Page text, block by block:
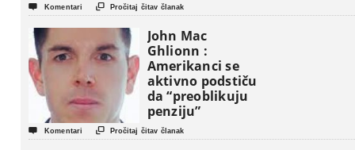
 Komentari  Pročitaj čitav članak
John Mac
Ghlionn :
Amerikanci se
aktivno podstiču
da “preoblikuju
penziju”
 Komentari  Pročitaj čitav članak